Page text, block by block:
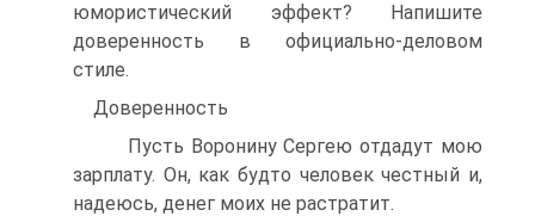
юмористический эффект? Напишите
доверенность в официально-деловом
стиле.
Доверенность
Пусть Воронину Сергею отдадут мою
зарплату. Он, как будто человек честный и,
надеюсь, денег моих не растратит.